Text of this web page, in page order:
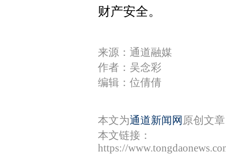
财产安全。
来源：通道融媒
作者：吴念彩
编辑：位倩倩
本文为通道新闻网 原创文
本文链接：
https://